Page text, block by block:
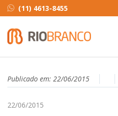
(11) 4613-8455
Publicado em: 22/06/2015
22/06/2015